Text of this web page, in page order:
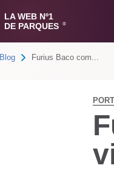
LA WEB Nº1
DE PARQUES
®
Blog Furius Baco com...